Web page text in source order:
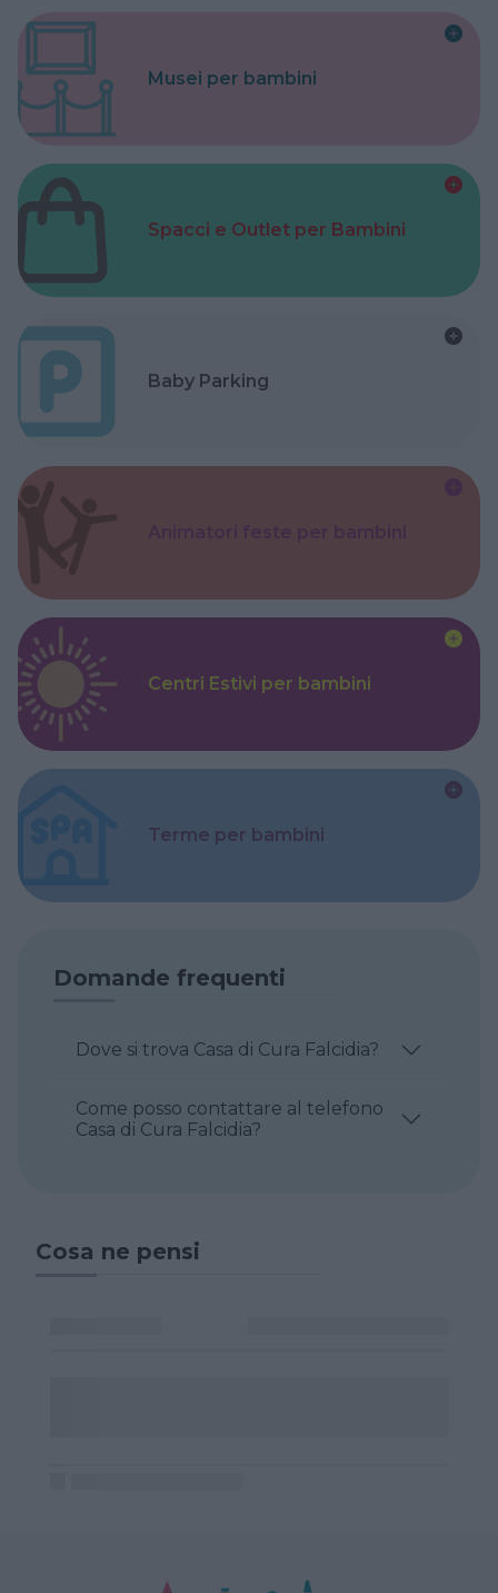
Musei per bambini
Spacci e Outlet per Bambini
Baby Parking
Centri Estivi per bambini
Terme per bambini
Domande frequenti
Dove si trova Casa di Cura Falcidia?
Come posso contattare al telefono
Casa di Cura Falcidia?
Cosa ne pensi